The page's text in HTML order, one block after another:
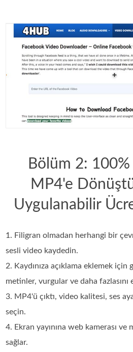
Bölüm 2: 100%
MP4'e
Uygulanabilir
1. Filigran olmadan herhangi bir
sesli video kaydedin.
2. Kaydınıza açıklama eklemek için
metinler, vurgular ve daha fazlasını
3. MP4'ü çıktı, video kalitesi, ses
seçin.
4. Ekran yayınına web kamerası
sağlar.